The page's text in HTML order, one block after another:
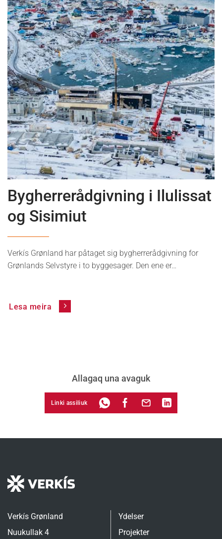
News
Bygherrerådgivning i Ilulissat
og Sisimiut
Verkís Grønland har påtaget sig bygherrerådgivning for
Grønlands Selvstyre i to byggesager. Den ene er…
Lesa meira
Allagaq una avaguk
Linki assiliuk
Verkís Grønland
Nuukullak 4
Ydelser
Projekter